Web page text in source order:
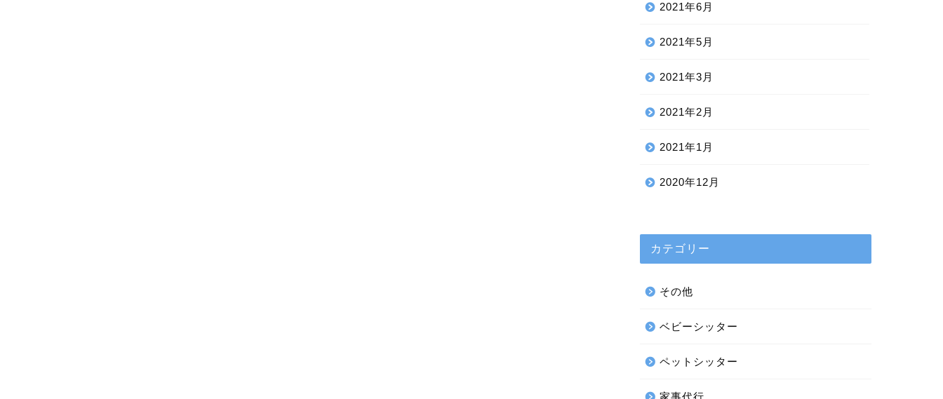
2021年6月
2021年5月
2021年3月
2021年2月
2021年1月
2020年12月
カテゴリー
その他
ベビーシッター
ペットシッター
家事代行